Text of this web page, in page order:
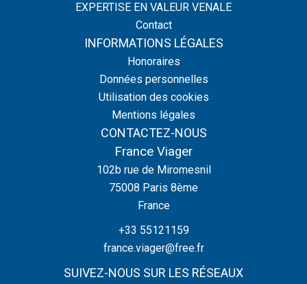
EXPERTISE EN VALEUR VENALE
Contact
INFORMATIONS LÉGALES
Honoraires
Données personnelles
Utilisation des cookies
Mentions légales
CONTACTEZ-NOUS
France Viager
102b rue de Miromesnil
75008 Paris 8ème
France
+33 55121159
france.viager@free.fr
SUIVEZ-NOUS SUR LES RÉSEAUX